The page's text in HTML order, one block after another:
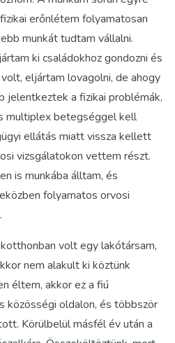
erőnlétem folyamatosan
munkát tudtam vállalni.
ki családokhoz gondozni és
eljártam lovagolni, de ahogy
jelentkeztek a fizikai problémák,
multiplex betegséggel kell
ellátás miatt vissza kellett
vizsgálatokon vettem részt.
is munkába álltam, és
folyamatos orvosi
volt egy lakótársam,
nem alakult ki köztünk
éltem, akkor ez a fiú
oldalon, és többször
Körülbelül másfél év után a